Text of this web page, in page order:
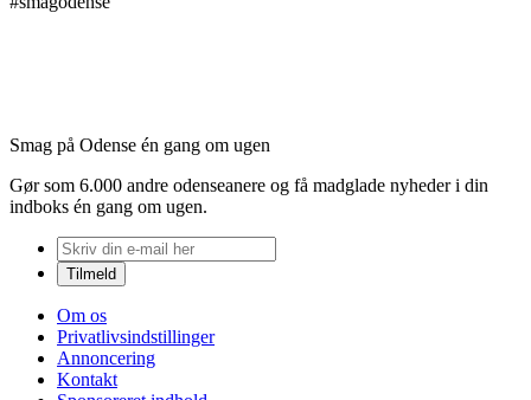
Smag på Odense én gang om ugen
Gør som 6.000 andre odenseanere og få madglade nyheder i din
indboks én gang om ugen.
Om os
Privatlivsindstillinger
Annoncering
Kontakt